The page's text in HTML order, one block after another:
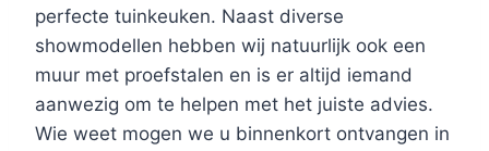
perfecte tuinkeuken. Naast diverse
showmodellen hebben wij natuurlijk ook een
muur met proefstalen en is er altijd iemand
aanwezig om te helpen met het juiste advies.
Wie weet mogen we u binnenkort ontvangen in